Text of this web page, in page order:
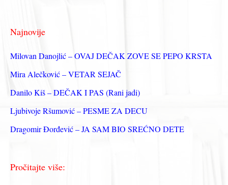
а
з
а
Najnovije
Milovan Danojlić – OVAJ DEČAK ZOVE SE PEPO KRSTA
Mira Alečković – VETAR SEJAČ
Danilo Kiš – DEČAK I PAS (Rani jadi)
Ljubivoje Ršumović – PESME ZA DECU
Dragomir Đorđević – JA SAM BIO SREĆNO DETE
Pročitajte više: